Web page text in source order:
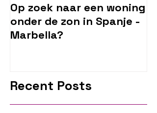
Op zoek naar een woning
onder de zon in Spanje -
Marbella?
Recent Posts